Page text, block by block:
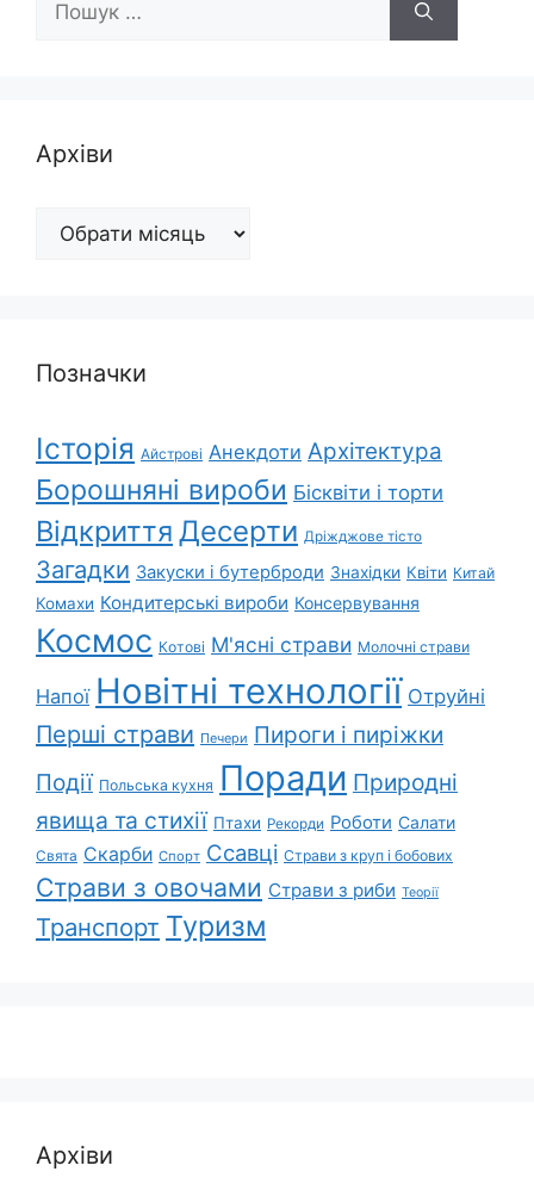
Архіви
Архіви
Позначки
Історія Айстрові Анекдоти Архітектура
Борошняні вироби Бісквіти і торти
Відкриття Десерти Дріжджове тісто
Загадки Закуски і бутерброди Знахідки Квіти Китай
Комахи Кондитерські вироби Консервування
Космос Котові М'ясні страви Молочні страви
Напої Новітні технології Отруйні
Перші страви Печери Пироги і пиріжки
Події Польська кухня Поради Природні
явища та стихії Птахи Рекорди Роботи Салати
Свята Скарби Спорт Ссавці Страви з круп і бобових
Страви з овочами Страви з риби Теорії
Транспорт Туризм
Архіви